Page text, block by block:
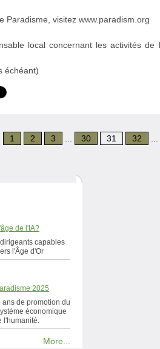
Paradisme, visitez www.paradism.org
local concernant les activités de
échéant)
1 2 3 30 31 32
de l'IA?
capables
l'Âge d'Or
2025
ans de promotion du
économique
l'humanité.
More...